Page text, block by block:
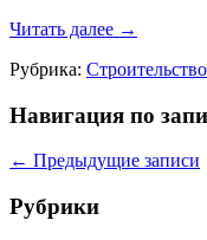
Читать далее →
Рубрика:
Навигация по
← Предыдущие записи
Рубрики